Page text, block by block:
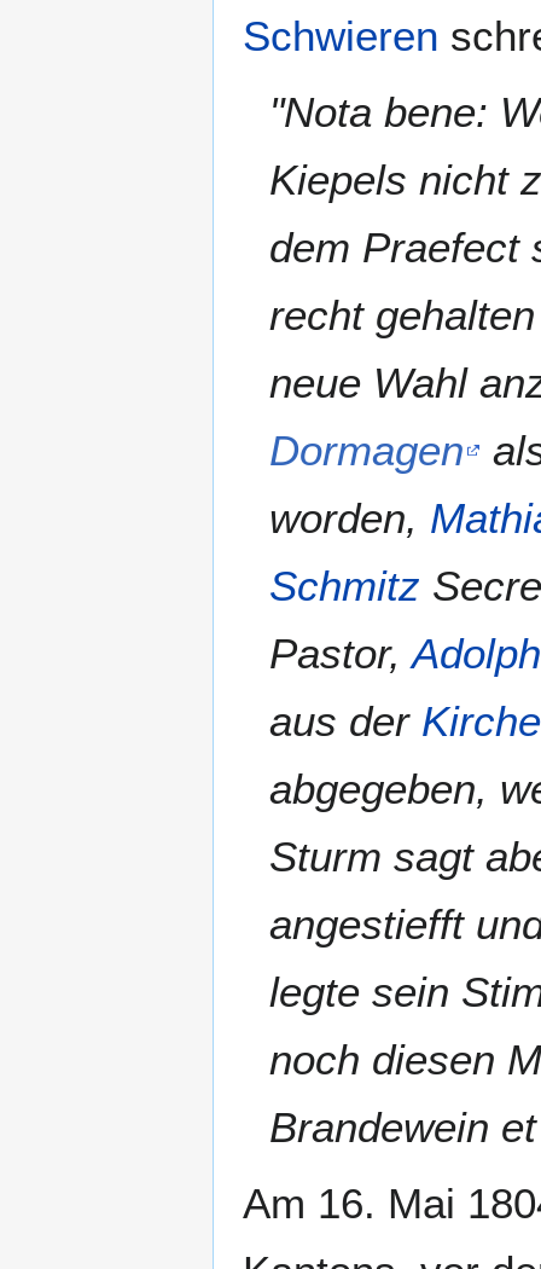
Schwieren
"Nota bene:
Kiepels nicht
dem Praefect
recht
neue Wahl
Dormagen
worden,
Schmitz
Pastor,
aus der
abgegeben,
Sturm sagt
angestiefft
legte sein
noch diesen
Brandewein
Am 16. Mai